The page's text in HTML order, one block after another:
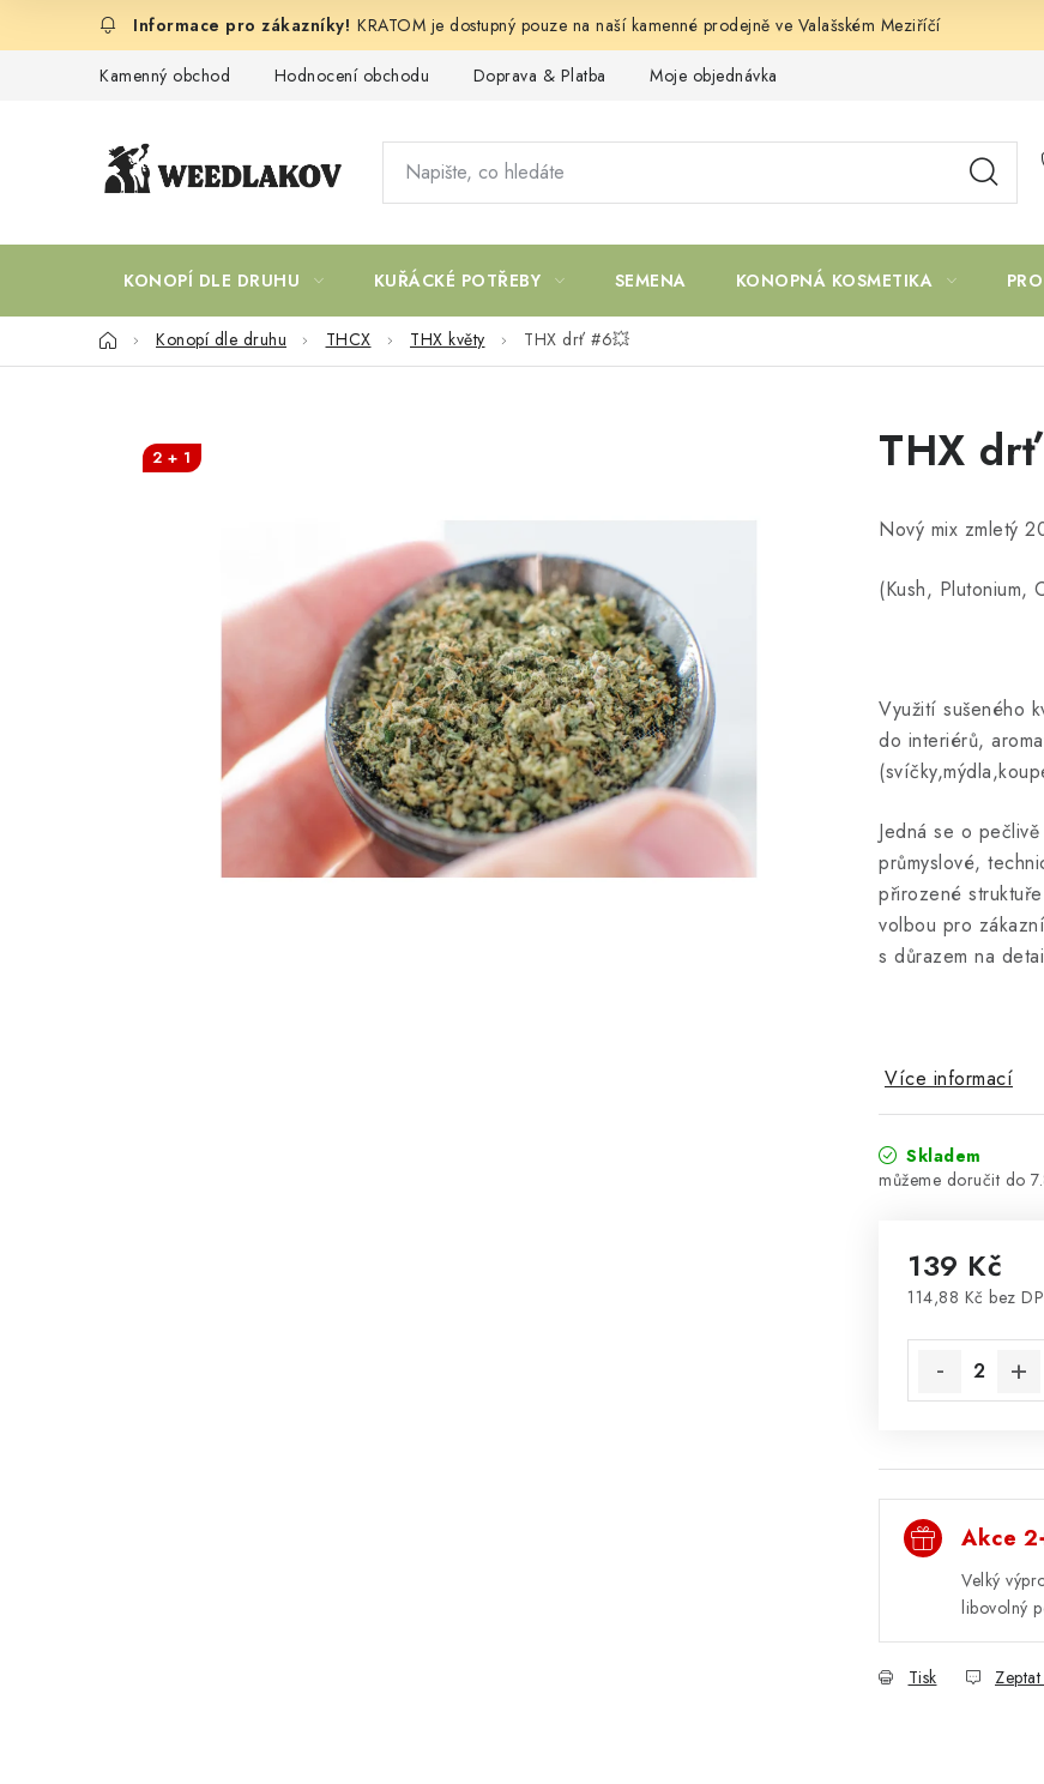
KRATOM je dostupný pouze na naší kamenné prodejně ve Valašském Meziříčí
Kamenný obchod Hodnocení obchodu Doprava & Platba Moje objednávka
KONOPÍ DLE DRUHU KUŘÁCKÉ POTŘEBY SEMENA KONOPNÁ KOSMETIKA
DomůKonopí dle druhu THCX THX květy THX drť #6💥
THX
Nový mix zmletý
(Kush, Plutonium,
Využití sušeného
do interiérů,
Jedná se o
průmyslové,
přirozené
volbou pro
s důrazem na
Více informací
Skladem
139 Kč
114,88 Kč bez
Akce
Velký
libovolný
Tisk
2 + 1